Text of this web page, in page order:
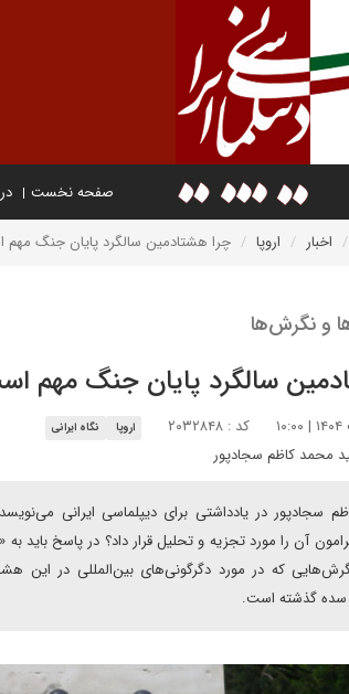
صفحه نخست
اخبار اروپا چرا هشتادمین سالگرد پایان جنگ
و نگرش‌ها
سالگرد پایان جنگ مهم
کد : ۲۰۳۲۸۴۸ اروپا نگاه ایرانی
محمد کاظم سجادپور
سجادپور در یادداشتی برای دیپلماسی ایرانی
آن را مورد تجزیه و تحلیل قرار داد؟ در پاسخ باید
که در مورد دگرگونی‌های بین‌المللی در این
سده گذشته است.